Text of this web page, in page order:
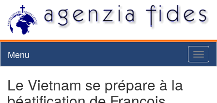
Menu
Le Vietnam se prépare à la